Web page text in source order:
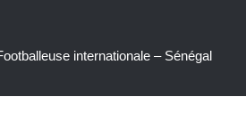
internationale – Sénégal